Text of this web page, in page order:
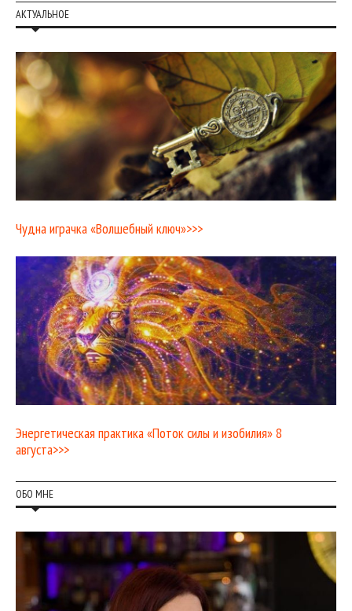
АКТУАЛЬНОЕ
Чудна играчка «Волшебный ключ»>>>
Энергетическая практика «Поток силы и изобилия» 8
августа>>>
ОБО МНЕ